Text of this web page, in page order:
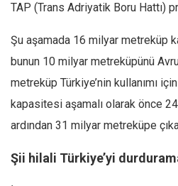
TAP (Trans Adriyatik Boru Hattı)
Şu aşamada 16 milyar metreküp
bunun 10 milyar metreküpünü
metreküp Türkiye’nin kullanımı için
kapasitesi aşamalı olarak önce
ardından 31 milyar metreküpe
Şii hilali Türkiye’yi